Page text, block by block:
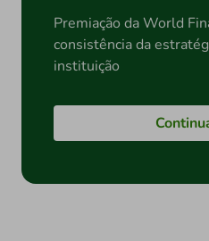
Premiação da World
consistência da
instituição